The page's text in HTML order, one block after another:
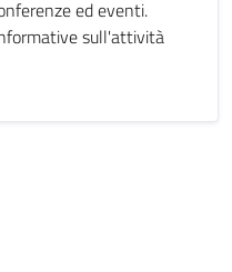
ed eventi.
sull'attività